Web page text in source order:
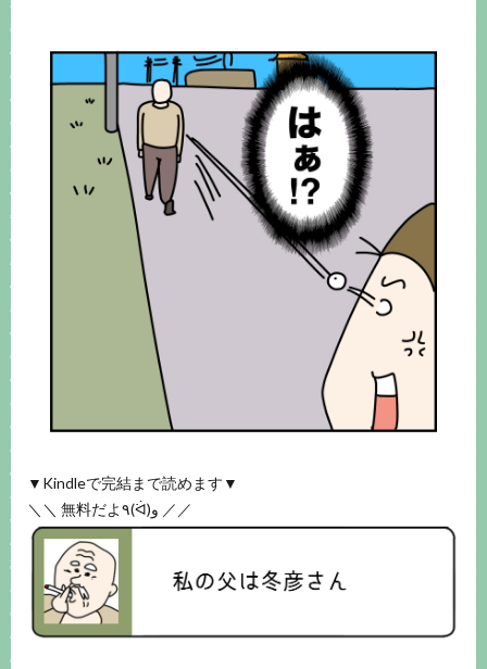
▼Kindleで完結まで読めます▼
＼＼ 無料だよ٩(ᐛ)و ／／